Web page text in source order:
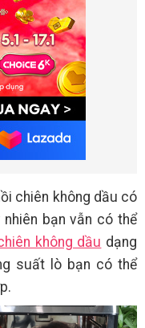
chiên không dầu có
nhiên bạn vẫn có thể
không dầu dạng
suất lò bạn có thể